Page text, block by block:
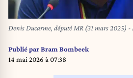
Denis Ducarme, député MR (31 mars 2025) -
Publié parBram Bombeek
14 mai 2026 à 07:38